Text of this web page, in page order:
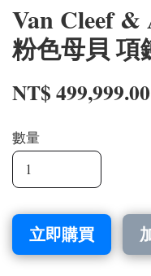
Van Cleef
粉色母貝 項
NT$ 499,999.00
數量
立即購買